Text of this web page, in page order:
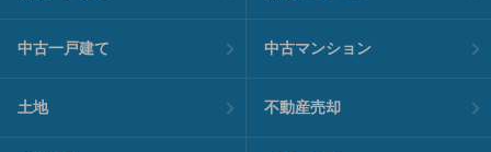
中古一戸建て 中古マンション
土地 不動産売却